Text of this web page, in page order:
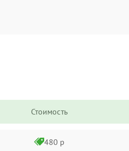
Стоимость
480 р